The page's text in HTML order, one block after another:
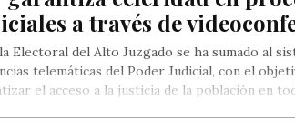
a través de
Electoral del Alto Juzgado se ha sumado al
telemáticas del Poder Judicial, con el
el acceso a la justicia de la población en